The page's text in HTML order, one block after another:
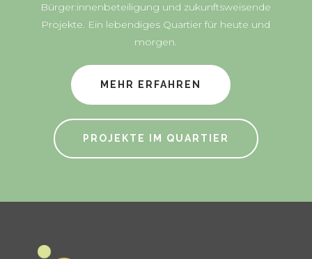
Bürger:innenbeteiligung und zukunftsweisende
Projekte. Ein lebendiges Quartier für heute und
morgen.
MEHR ERFAHREN
PROJEKTE IM QUARTIER